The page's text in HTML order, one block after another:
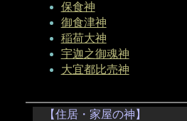
保食神
御食津神
稲荷大神
宇迦之御魂神
大宜都比売神
【住居・家屋の神】